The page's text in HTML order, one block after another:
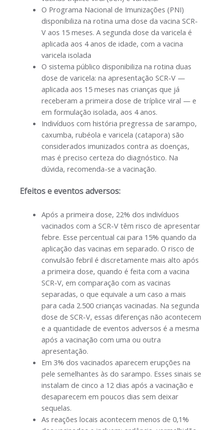
O Programa Nacional de Imunizações (PNI)
disponibiliza na rotina uma dose da vacina SCR-
V aos 15 meses. A segunda dose da varicela é
aplicada aos 4 anos de idade, com a vacina
varicela isolada
O sistema público disponibiliza na rotina duas
dose de varicela: na apresentação SCR-V —
aplicada aos 15 meses nas crianças que já
receberam a primeira dose de tríplice viral — e
em formulação isolada, aos 4 anos.
Indivíduos com história pregressa de sarampo,
caxumba, rubéola e varicela (catapora) são
considerados imunizados contra as doenças,
mas é preciso certeza do diagnóstico. Na
dúvida, recomenda-se a vacinação.
Efeitos e eventos adversos:
Após a primeira dose, 22% dos indivíduos
vacinados com a SCR-V têm risco de apresentar
febre. Esse percentual cai para 15% quando da
aplicação das vacinas em separado. O risco de
convulsão febril é discretamente mais alto após
a primeira dose, quando é feita com a vacina
SCR-V, em comparação com as vacinas
separadas, o que equivale a um caso a mais
para cada 2.500 crianças vacinadas. Na segunda
dose de SCR-V, essas diferenças não acontecem
e a quantidade de eventos adversos é a mesma
após a vacinação com uma ou outra
apresentação.
Em 3% dos vacinados aparecem erupções na
pele semelhantes às do sarampo. Esses sinais se
instalam de cinco a 12 dias após a vacinação e
desaparecem em poucos dias sem deixar
sequelas.
As reações locais acontecem menos de 0,1%